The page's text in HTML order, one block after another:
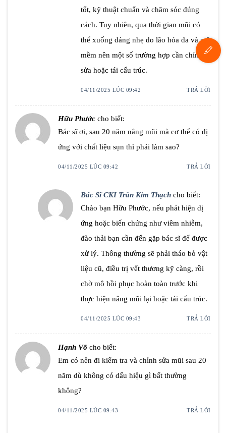
tốt, kỹ thuật chuẩn và chăm sóc đúng
cách. Tuy nhiên, qua thời gian mũi có
thể xuống dáng nhẹ do lão hóa da và mô
mềm nên một số trường hợp cần chỉnh
sửa hoặc tái cấu trúc.
04/11/2025 LÚC 09:42 TRẢ LỜI
Hữu Phước cho biết:
Bác sĩ ơi, sau 20 năm nâng mũi mà cơ thể có dị
ứng với chất liệu sụn thì phải làm sao?
04/11/2025 LÚC 09:42 TRẢ LỜI
Bác Sĩ CKI Trần Kim Thạch cho biết:
Chào bạn Hữu Phước, nếu phát hiện dị
ứng hoặc biến chứng như viêm nhiễm,
đào thải bạn cần đến gặp bác sĩ để được
xử lý. Thông thường sẽ phải tháo bỏ vật
liệu cũ, điều trị vết thương kỹ càng, rồi
chờ mô hồi phục hoàn toàn trước khi
thực hiện nâng mũi lại hoặc tái cấu trúc.
04/11/2025 LÚC 09:43 TRẢ LỜI
Hạnh Võ cho biết:
Em có nên đi kiểm tra và chỉnh sửa mũi sau 20
năm dù không có dấu hiệu gì bất thường
không?
04/11/2025 LÚC 09:43 TRẢ LỜI